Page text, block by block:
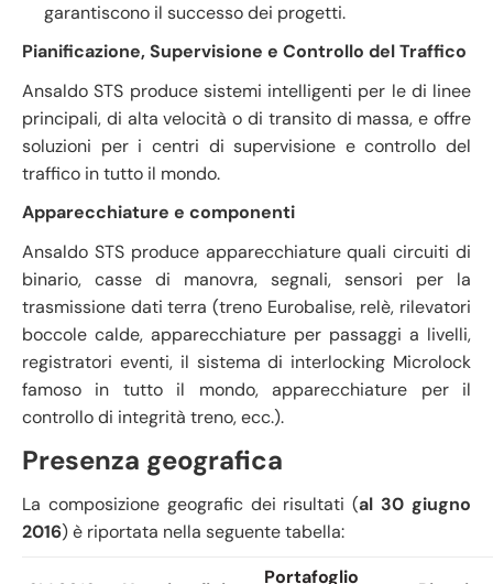
garantiscono il successo dei progetti.
Pianificazione, Supervisione e Controllo del Traffico
Ansaldo STS produce sistemi intelligenti per le di linee
principali, di alta velocità o di transito di massa, e offre
soluzioni per i centri di supervisione e controllo del
traffico in tutto il mondo.
Apparecchiature e componenti
Ansaldo STS produce apparecchiature quali circuiti di
binario, casse di manovra, segnali, sensori per la
trasmissione dati terra (treno Eurobalise, relè, rilevatori
boccole calde, apparecchiature per passaggi a livelli,
registratori eventi, il sistema di interlocking Microlock
famoso in tutto il mondo, apparecchiature per il
controllo di integrità treno, ecc.).
Presenza geografica
La composizione geografic dei risultati (al 30 giugno
2016) è riportata nella seguente tabella:
Portafoglio